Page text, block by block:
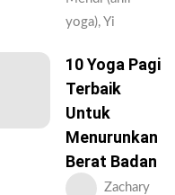
yoga), Yi
10 Yoga Pagi
Terbaik
Untuk
Menurunkan
Berat Badan
Zachary